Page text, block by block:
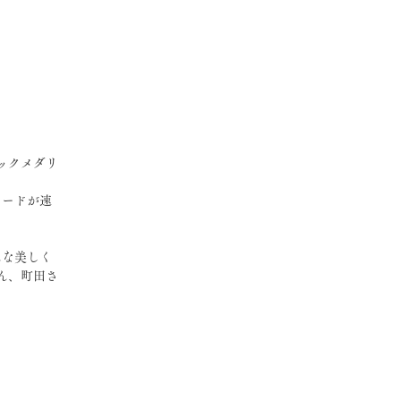
クメダリ
ドが速
美しく
、町田さ